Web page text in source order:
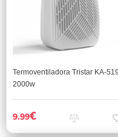
Termoventiladora Tristar KA-
2000w
9.99€